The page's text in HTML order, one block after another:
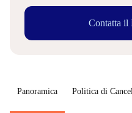
Contatta il
Panoramica Politica di